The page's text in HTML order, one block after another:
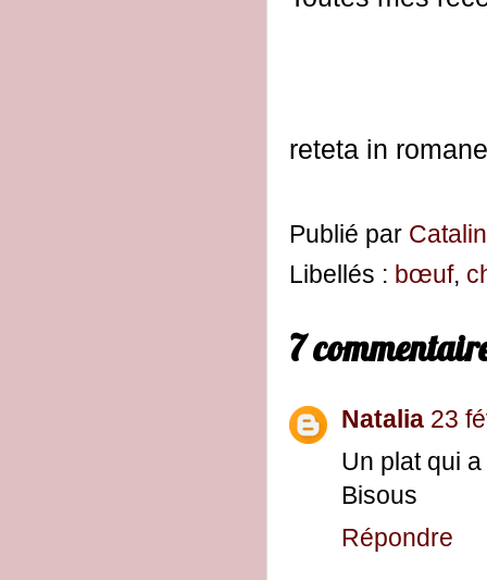
reteta in
Publié par
Libellés : bœuf,
7
Natalia 23
Un plat qui
Bisous
Répondre